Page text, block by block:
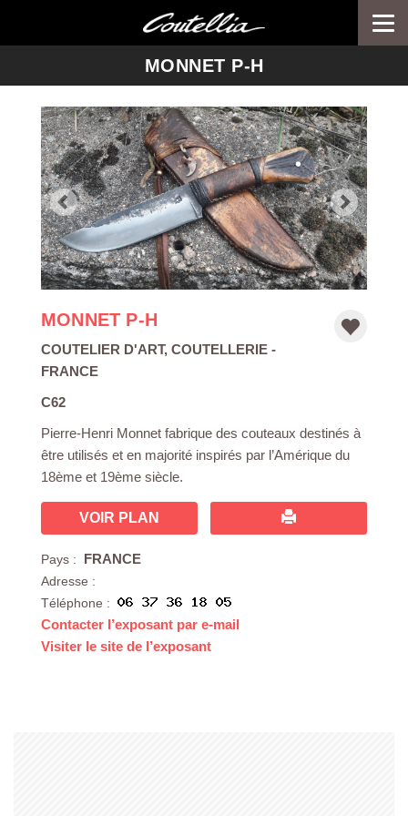
MONNET P-H
MONNET P-H
COUTELIER D'ART, COUTELLERIE -
FRANCE
C62
Pierre-Henri Monnet fabrique des couteaux destinés à
être utilisés et en majorité inspirés par l’Amérique du
18ème et 19ème siècle.
VOIR PLAN
Pays : FRANCE
Adresse :
Téléphone :
Contacter l’exposant par e-mail
Visiter le site de l’exposant